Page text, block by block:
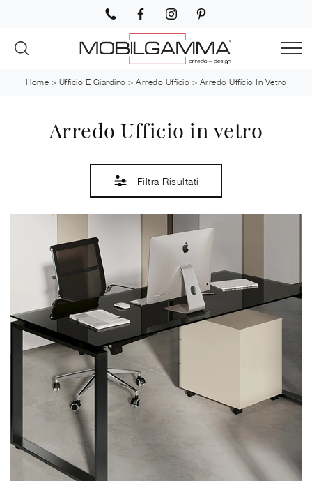
Home > Ufficio E Giardino > Arredo Ufficio > Arredo Ufficio In Vetro
Arredo Ufficio in vetro
Filtra Risultati